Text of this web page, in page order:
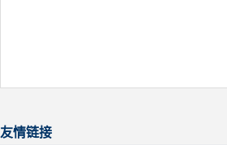
友情链接